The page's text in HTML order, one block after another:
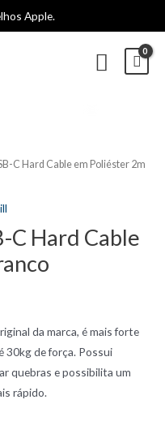
Apple.
C Hard Cable em Poliéster 2m
C Hard Cable
da marca, é mais forte
30kg de força. Possui
quebras e possibilita um
rápido.